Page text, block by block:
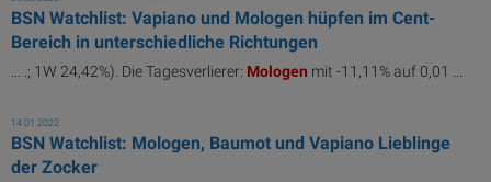
BSN Watchlist: Vapiano und Mologen hüpfen im Cent-
Bereich in unterschiedliche Richtungen
... .; 1W 24,42%). Die Tagesverlierer: Mologen mit -11,11% auf 0,01 ...
14.01.2022
BSN Watchlist: Mologen, Baumot und Vapiano Lieblinge
der Zocker